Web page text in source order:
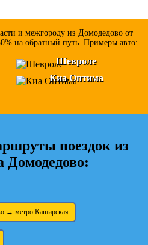
и межгороду из Домодедово от
на обратный путь. Примеры авто:
Шевроле
Киа Оптима
поездок из
Домодедово:
→ метро Каширская